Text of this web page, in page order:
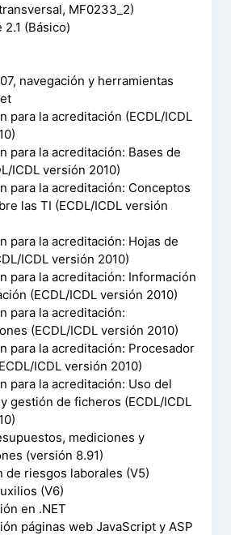
MF0233_2)
2.1 (Básico)
navegación y herramientas
para la acreditación (ECDL/ICDL
para la acreditación: Bases de
ICDL versión 2010)
para la acreditación: Conceptos
las TI (ECDL/ICDL versión
para la acreditación: Hojas de
ICDL versión 2010)
para la acreditación: Información
(ECDL/ICDL versión 2010)
para la acreditación:
(ECDL/ICDL versión 2010)
para la acreditación: Procesador
ICDL versión 2010)
para la acreditación: Uso del
gestión de ficheros (ECDL/ICDL
mediciones y
(versión 8.91)
de riesgos laborales (V5)
(V6)
en .NET
páginas web JavaScript y ASP